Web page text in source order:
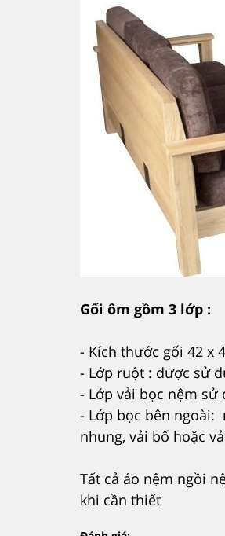
Gối ôm gồm 3 lớp :
- Kích thước gối 42 x
- Lớp ruột : được sử
- Lớp vải bọc nệm sử
- Lớp bọc bên ngoài:
nhung, vải bố hoặc
Tất cả áo nệm ngồi
khi cần thiết